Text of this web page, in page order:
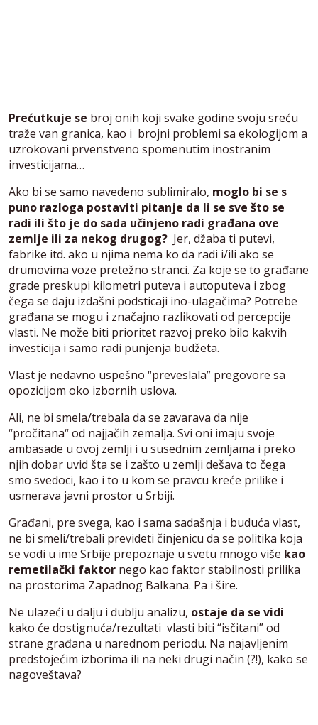
Prećutkuje se broj onih koji svake godine svoju sreću
traže van granica, kao i brojni problemi sa ekologijom a
uzrokovani prvenstveno spomenutim inostranim
investicijama…
Ako bi se samo navedeno sublimiralo, moglo bi se s
puno razloga postaviti pitanje da li se sve što se
radi ili što je do sada učinjeno radi građana ove
zemlje ili za nekog drugog? Jer, džaba ti putevi,
fabrike itd. ako u njima nema ko da radi i/ili ako se
drumovima voze pretežno stranci. Za koje se to građane
grade preskupi kilometri puteva i autoputeva i zbog
čega se daju izdašni podsticaji ino-ulagačima? Potrebe
građana se mogu i značajno razlikovati od percepcije
vlasti. Ne može biti prioritet razvoj preko bilo kakvih
investicija i samo radi punjenja budžeta.
Vlast je nedavno uspešno “preveslala” pregovore sa
opozicijom oko izbornih uslova.
Ali, ne bi smela/trebala da se zavarava da nije
“pročitana“ od najjačih zemalja. Svi oni imaju svoje
ambasade u ovoj zemlji i u susednim zemljama i preko
njih dobar uvid šta se i zašto u zemlji dešava to čega
smo svedoci, kao i to u kom se pravcu kreće prilike i
usmerava javni prostor u Srbiji.
Građani, pre svega, kao i sama sadašnja i buduća vlast,
ne bi smeli/trebali prevideti činjenicu da se politika koja
se vodi u ime Srbije prepoznaje u svetu mnogo više kao
remetilački faktor nego kao faktor stabilnosti prilika
na prostorima Zapadnog Balkana. Pa i šire.
Ne ulazeći u dalju i dublju analizu, ostaje da se vidi
kako će dostignuća/rezultati vlasti biti “isčitani” od
strane građana u narednom periodu. Na najavljenim
predstojećim izborima ili na neki drugi način (?!), kako se
nagoveštava?